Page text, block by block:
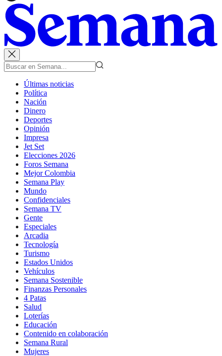
Últimas noticias
Política
Nación
Dinero
Deportes
Opinión
Impresa
Jet Set
Elecciones 2026
Foros Semana
Mejor Colombia
Semana Play
Mundo
Confidenciales
Semana TV
Gente
Especiales
Arcadia
Tecnología
Turismo
Estados Unidos
Vehículos
Semana Sostenible
Finanzas Personales
4 Patas
Salud
Loterías
Educación
Contenido en colaboración
Semana Rural
Mujeres